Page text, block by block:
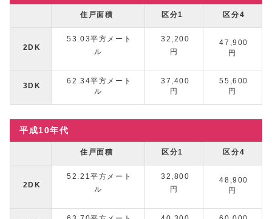
住戸面積 区分1 区分4
2DK
53.03平方メート
ル
32,200
円
47,900
円
3DK
62.34平方メート
ル
37,400
円
55,600
円
平成10年代
住戸面積 区分1 区分4
2DK
52.21平方メート
ル
32,800
円
48,900
円